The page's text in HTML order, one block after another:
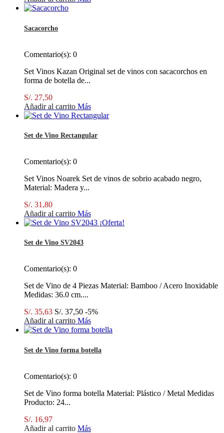
Sacacorcho
Comentario(s): 0
Set Vinos Kazan Original set de vinos con sacacorchos en
forma de botella de...
S/. 27,50
Añadir al carrito Más
Set de Vino Rectangular
Comentario(s): 0
Set Vinos Noarek Set de vinos de sobrio acabado negro,
Material: Madera y...
S/. 31,80
Añadir al carrito Más
¡Oferta!
Set de Vino SV2043
Comentario(s): 0
Set de Vino de 4 Piezas Material: Bamboo / Acero Inoxidable
Medidas: 36.0 cm....
S/. 35,63 S/. 37,50 -5%
Añadir al carrito Más
Set de Vino forma botella
Comentario(s): 0
Set de Vino forma botella Material: Plástico / Metal Medidas
Producto: 24...
S/. 16,97
Añadir al carrito Más